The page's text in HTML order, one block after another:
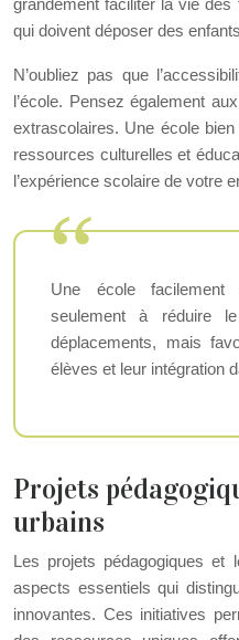
grandement faciliter la vie
qui doivent déposer des
N’oubliez pas que
l’école. Pensez également
extrascolaires. Une école
ressources culturelles et
l’expérience scolaire de votre
Une école facilement
seulement à réduire
déplacements, mais
élèves et leur intégration
Projets
urbains
Les projets pédagogiques et
aspects essentiels qui
innovantes. Ces initiatives